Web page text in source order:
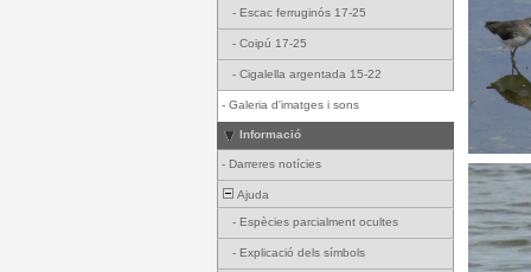
- Escac ferruginós 17-25
- Coipú 17-25
- Cigalella argentada 15-22
- Galeria d'imatges i sons
Informació
- Darreres notícies
Ajuda
- Espècies parcialment ocultes
- Explicació dels símbols